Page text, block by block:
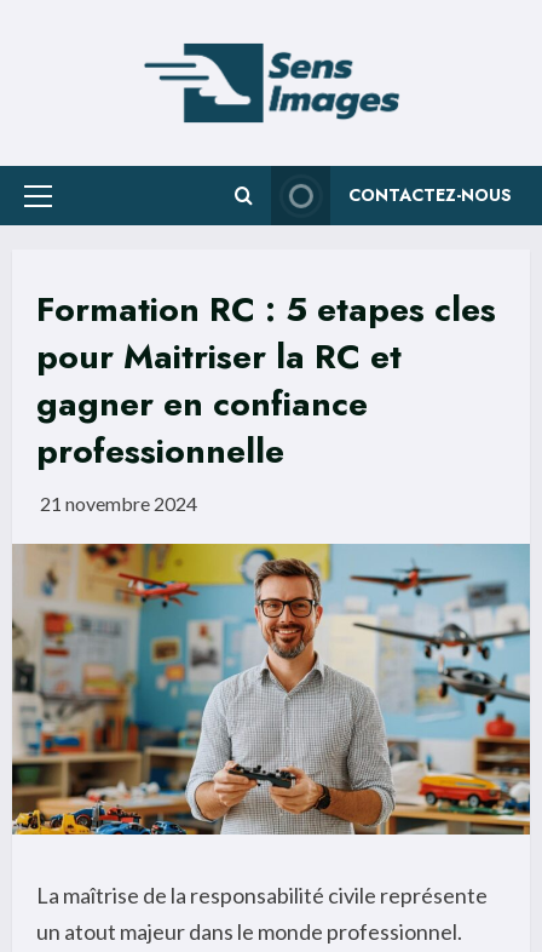
Primary
CONTACTEZ-NOUS
Formation RC : 5 etapes cles
pour Maitriser la RC et
gagner en confiance
professionnelle
21 novembre 2024
La maîtrise de la responsabilité civile représente
un atout majeur dans le monde professionnel.